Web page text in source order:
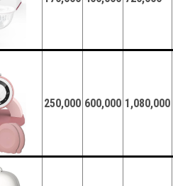
250,000 600,000 1,080,000